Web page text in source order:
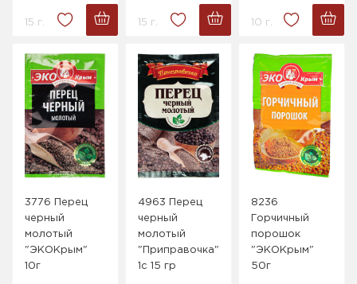
15 г. 15 г. 10 г.
3776 Перец
черный
молотый
"ЭКОКрым"
10г
4963 Перец
черный
молотый
"Приправочка"
1с 15 гр
8236
Горчичный
порошок
"ЭКОКрым"
50г